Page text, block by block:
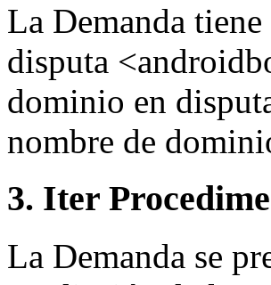
La Demanda
disputa
dominio en
nombre de
3. Iter
La Demanda se